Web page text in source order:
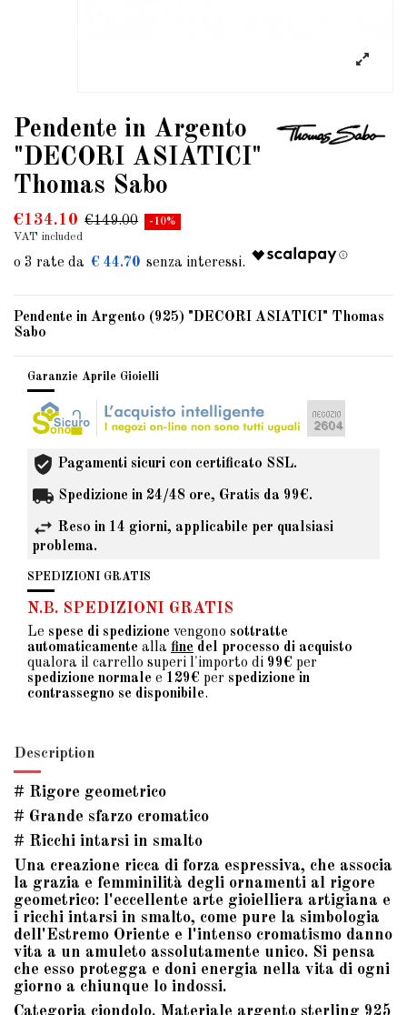
Pendente in Argento
"DECORI ASIATICI"
Thomas Sabo
€134.10 €149.00 -10%
VAT included
€ 44.70
Pendente in Argento (925) "DECORI ASIATICI" Thomas
Sabo
Garanzie Aprile Gioielli
Pagamenti sicuri con certificato SSL.
Spedizione in 24/48 ore, Gratis da 99€.
Reso in 14 giorni, applicabile per qualsiasi
problema.
SPEDIZIONI GRATIS
N.B. SPEDIZIONI GRATIS
Le spese di spedizione vengono sottratte
automaticamente alla fine del processo di acquisto
qualora il carrello superi l'importo di 99€ per
spedizione normale e 129€ per spedizione in
contrassegno se disponibile.
Description
# Rigore geometrico
# Grande sfarzo cromatico
# Ricchi intarsi in smalto
Una creazione ricca di forza espressiva, che associa
la grazia e femminilità degli ornamenti al rigore
geometrico: l'eccellente arte gioielliera artigiana e
i ricchi intarsi in smalto, come pure la simbologia
dell'Estremo Oriente e l'intenso cromatismo danno
vita a un amuleto assolutamente unico. Si pensa
che esso protegga e doni energia nella vita di ogni
giorno a chiunque lo indossi.
Categoria ciondolo. Materiale argento sterling 925